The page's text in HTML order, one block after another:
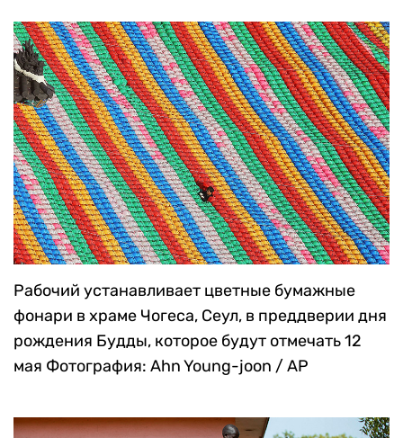
Рабочий устанавливает цветные бумажные
фонари в храме Чогеса, Сеул, в преддверии дня
рождения Будды, которое будут отмечать 12
мая Фотография: Ahn Young-joon / AP